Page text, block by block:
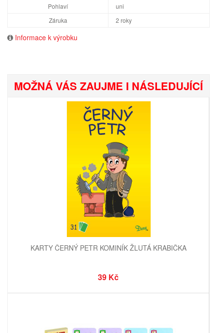
Pohlaví
uni
Záruka
2 roky
Informace k výrobku
MOŽNÁ VÁS ZAUJME I NÁSLEDUJÍCÍ
KARTY ČERNÝ PETR KOMINÍK ŽLUTÁ KRABIČKA
39 Kč